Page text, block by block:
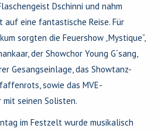
Dschinni und nahm
auf eine fantastische Reise. Für
sorgten die Feuershow „Mystique“,
der Showchor Young G´sang,
Gesangseinlage, das Showtanz-
sowie das MVE-
seinen Solisten.
im Festzelt wurde musikalisch